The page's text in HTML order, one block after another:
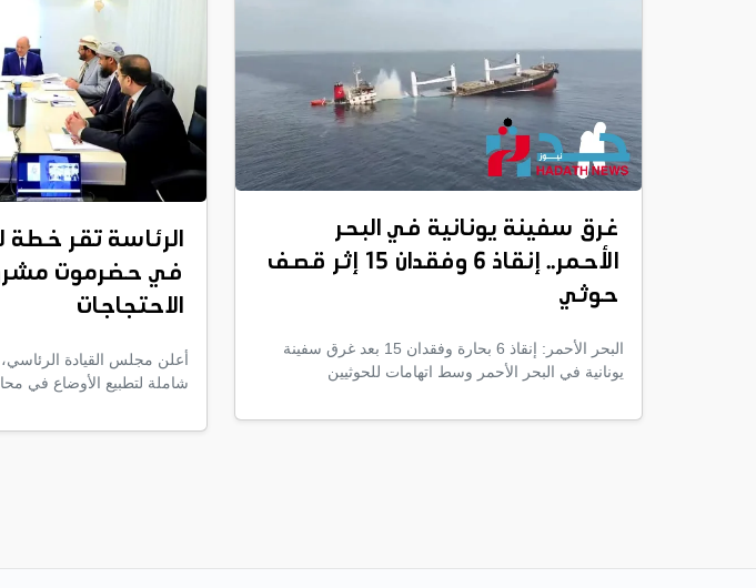
غرق سفينة يونانية في البحر
الأحمر.. إنقاذ 6 وفقدان 15 إثر قصف
حوثي
البحر الأحمر: إنقاذ 6 بحارة وفقدان 15 بعد غرق سفينة
يونانية في البحر الأحمر وسط اتهامات للحوثيين
الرئاسة تقر خطة
في حضرموت
الاحتجاجات
أعلن مجلس القيادة الرئاسي،
شاملة لتطبيع الأوضاع في